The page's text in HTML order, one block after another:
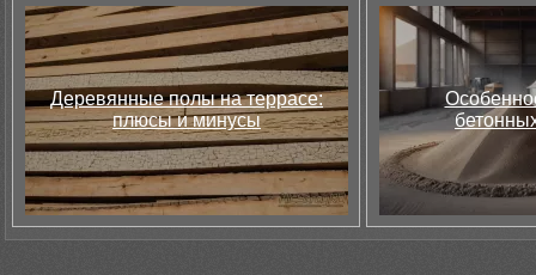
Деревянные полы на террасе:
плюсы и минусы